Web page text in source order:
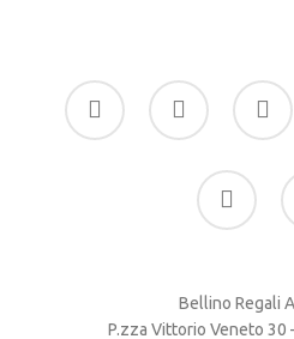
facebook
google-
plus
instagram
phone
Bellino Regali
P.zza Vittorio Veneto 30